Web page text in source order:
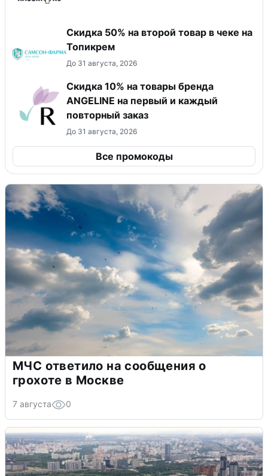
Скидка 50% на второй товар в чеке на
Топикрем
До 31 августа, 2026
Скидка 10% на товары бренда
ANGELINE на первый и каждый
повторный заказ
До 31 августа, 2026
Все промокоды
МЧС ответило на сообщения о
грохоте в Москве
7 августа 0